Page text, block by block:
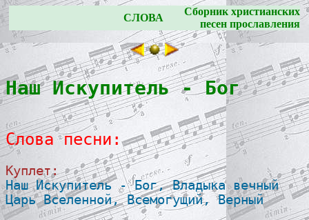
СЛОВА
Сборник христианских
песен прославления
Наш Искупитель - Бог
Слова песни:
Куплет:
Наш Искупитель - Бог, Владыка вечный
Царь Вселенной, Всемогущий, Верный